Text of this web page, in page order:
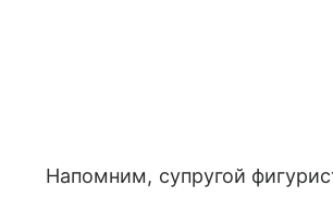
Напомним, супругой